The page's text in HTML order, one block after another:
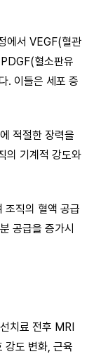
에서 VEGF(혈관
혈소판유
. 이들은 세포 증
적절한 장력을
의 기계적 강도와
조직의 혈액 공급
공급을 증가시
치료 전후 MRI
강도 변화, 근육